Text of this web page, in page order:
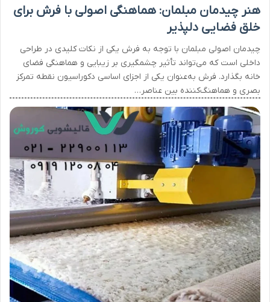
هنر چیدمان مبلمان: هماهنگی اصولی با فرش برای
خلق فضایی دلپذیر
چیدمان اصولی مبلمان با توجه به فرش یکی از نکات کلیدی در طراحی
داخلی است که می‌تواند تأثیر چشمگیری بر زیبایی و هماهنگی فضای
خانه بگذارد. فرش به‌عنوان یکی از اجزای اساسی دکوراسیون نقطه تمرکز
بصری و هماهنگ‌کننده بین عناصر…